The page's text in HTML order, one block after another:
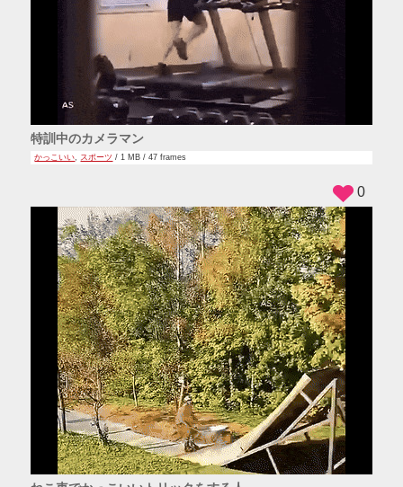
特訓中のカメラマン
かっこいい スポーツ / 1 MB / 47 frames
0